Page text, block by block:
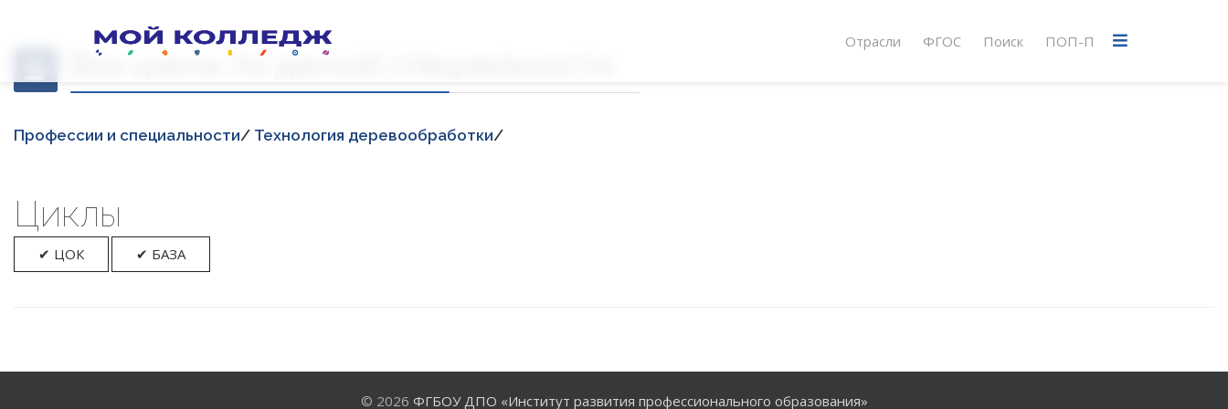
Отрасли ФГОС Поиск ПОП-П
Все циклы по данной специальности
Професcии и специальности/ Технология деревообработки/
Циклы
✔ ЦОК ✔ БАЗА
© 2026 ФГБОУ ДПО «Институт развития профессионального образования»